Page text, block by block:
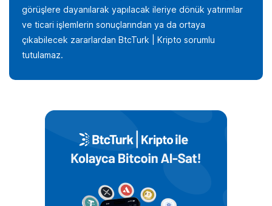
görüşlere dayanılarak yapılacak ileriye dönük yatırımlar
ve ticari işlemlerin sonuçlarından ya da ortaya
çıkabilecek zararlardan BtcTurk | Kripto sorumlu
tutulamaz.